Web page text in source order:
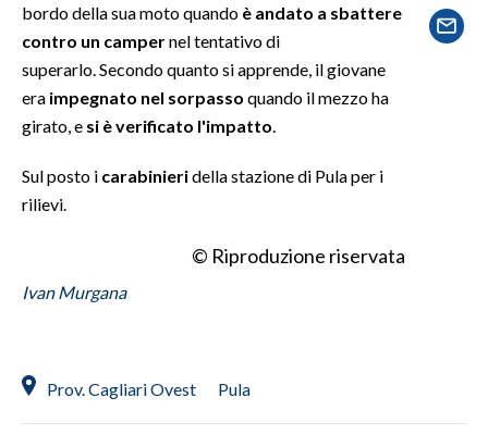
GOSSIP
SALUTE
SARDI NEL MONDO
NOTIZIE
#CARAUNIONE
INSULARITÀ
bordo della sua moto quando è andato a sbattere
contro un campernel tentativo di
superarlo. Secondo quanto si apprende, il giovane
era impegnato nel sorpasso quando il mezzo ha
girato, e si è verificato l'impatto
Sul posto i carabinieridella stazione di Pula per i
rilievi.
© Riproduzione riservata
Ivan Murgana
Prov. Cagliari Ovest Pula